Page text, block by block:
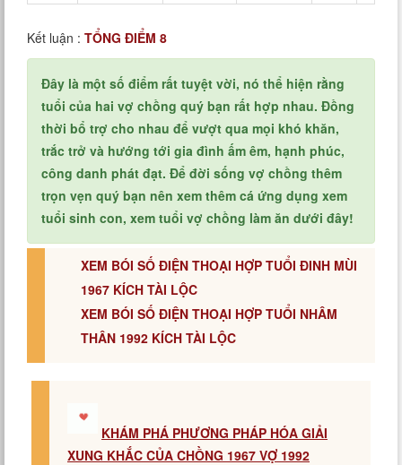
Kết luận : TỔNG ĐIỂM 8
Đây là một số điểm rất tuyệt vời, nó thể hiện rằng
tuổi của hai vợ chồng quý bạn rất hợp nhau. Đồng
thời bổ trợ cho nhau để vượt qua mọi khó khăn,
trắc trở và hướng tới gia đình ấm êm, hạnh phúc,
công danh phát đạt. Để đời sống vợ chồng thêm
trọn vẹn quý bạn nên xem thêm cá ứng dụng xem
tuổi sinh con, xem tuổi vợ chồng làm ăn dưới đây!
XEM BÓI SỐ ĐIỆN THOẠI HỢP TUỔI ĐINH MÙI
1967 KÍCH TÀI LỘC
XEM BÓI SỐ ĐIỆN THOẠI HỢP TUỔI NHÂM
THÂN 1992 KÍCH TÀI LỘC
KHÁM PHÁ PHƯƠNG PHÁP HÓA GIẢI
XUNG KHẮC CỦA CHỒNG 1967 VỢ 1992